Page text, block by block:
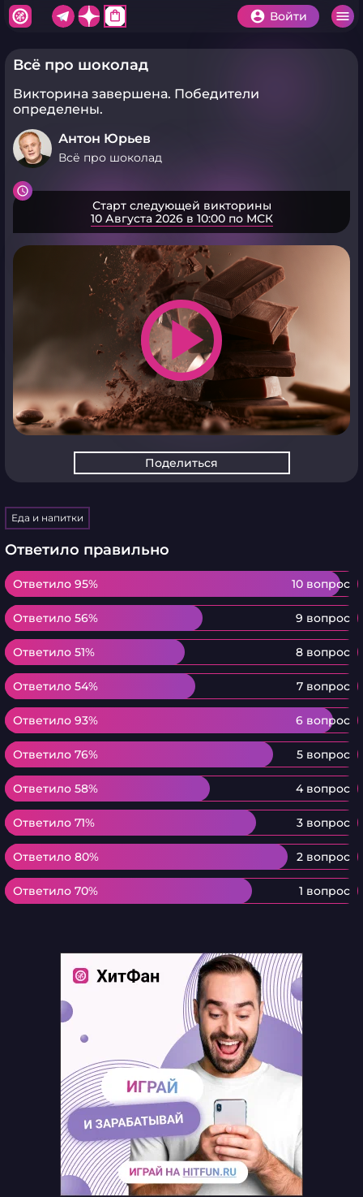
shopping_bag Войти
Всё про шоколад
Викторина завершена. Победители
определены.
Антон Юрьев
Всё про шоколад
Старт следующей викторины
10 Августа 2026 в 10:00 по МСК
play_arrow
Поделиться
Еда и напитки
Ответило правильно
Ответило 95% 10 вопрос
Ответило 95%
Ответило 56% 9 вопрос
Ответило 56%
Ответило 51% 8 вопрос
Ответило 51%
Ответило 54% 7 вопрос
Ответило 54%
Ответило 93% 6 вопрос
Ответило 93%
Ответило 76% 5 вопрос
Ответило 76%
Ответило 58% 4 вопрос
Ответило 58%
Ответило 71% 3 вопрос
Ответило 71%
Ответило 80% 2 вопрос
Ответило 80%
Ответило 70% 1 вопрос
Ответило 70%